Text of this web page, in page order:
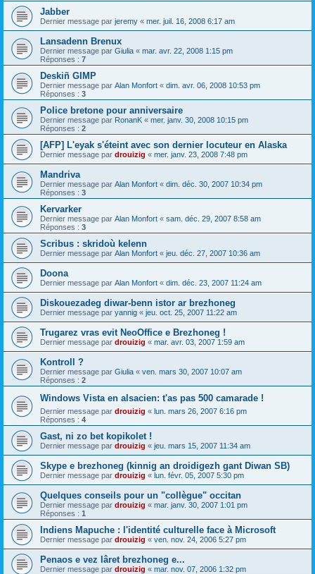
Jabber
Dernier message par jeremy « mer. juil. 16, 2008 6:17 am
Lansadenn Brenux
Dernier message par Giulia « mar. avr. 22, 2008 1:15 pm
Réponses : 7
Deskiñ GIMP
Dernier message par Alan Monfort « dim. avr. 06, 2008 10:53 pm
Réponses : 3
Police bretone pour anniversaire
Dernier message par RonanK « mer. janv. 30, 2008 10:15 pm
Réponses : 2
[AFP] L'eyak s'éteint avec son dernier locuteur en Alaska
Dernier message par drouizig « mer. janv. 23, 2008 7:48 pm
Mandriva
Dernier message par Alan Monfort « dim. déc. 30, 2007 10:34 pm
Réponses : 3
Kervarker
Dernier message par Alan Monfort « sam. déc. 29, 2007 8:58 am
Réponses : 3
Scribus : skridoù kelenn
Dernier message par Alan Monfort « jeu. déc. 27, 2007 10:36 am
Doona
Dernier message par Alan Monfort « dim. déc. 23, 2007 11:24 am
Diskouezadeg diwar-benn istor ar brezhoneg
Dernier message par yannig « jeu. oct. 25, 2007 11:22 am
Trugarez vras evit NeoOffice e Brezhoneg !
Dernier message par drouizig « mar. avr. 03, 2007 1:59 am
Kontroll ?
Dernier message par Giulia « ven. mars 30, 2007 10:07 am
Réponses : 2
Windows Vista en alsacien: t'as pas 500 camarade !
Dernier message par drouizig « lun. mars 26, 2007 6:16 pm
Réponses : 4
Gast, ni zo bet kopikolet !
Dernier message par drouizig « jeu. mars 15, 2007 11:34 am
Skype e brezhoneg (kinnig an droidigezh gant Diwan SB)
Dernier message par drouizig « lun. févr. 05, 2007 5:30 pm
Quelques conseils pour un "collègue" occitan
Dernier message par drouizig « mar. janv. 30, 2007 1:01 pm
Réponses : 1
Indiens Mapuche : l'identité culturelle face à Microsoft
Dernier message par drouizig « ven. nov. 24, 2006 5:27 pm
Penaos e vez lâret brezhoneg e...
Dernier message par drouizig « mar. nov. 07, 2006 1:32 pm